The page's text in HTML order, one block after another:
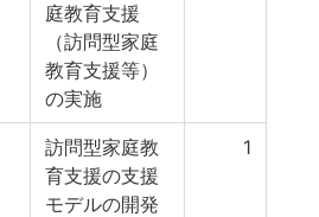
庭教育支援
（訪問型家庭
教育支援等）
の実施
訪問型家庭教
育支援の支援
モデルの開発
1